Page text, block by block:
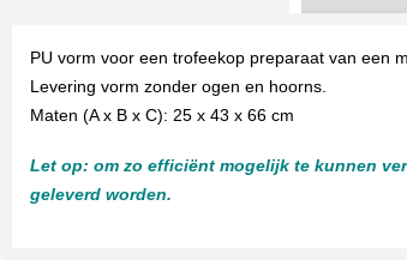
PU vorm voor een trofeekop preparaat van een
Levering vorm zonder ogen en hoorns.
Maten (A x B x C): 25 x 43 x 66 cm
Let op: om zo efficiënt mogelijk te kunnen
geleverd worden.